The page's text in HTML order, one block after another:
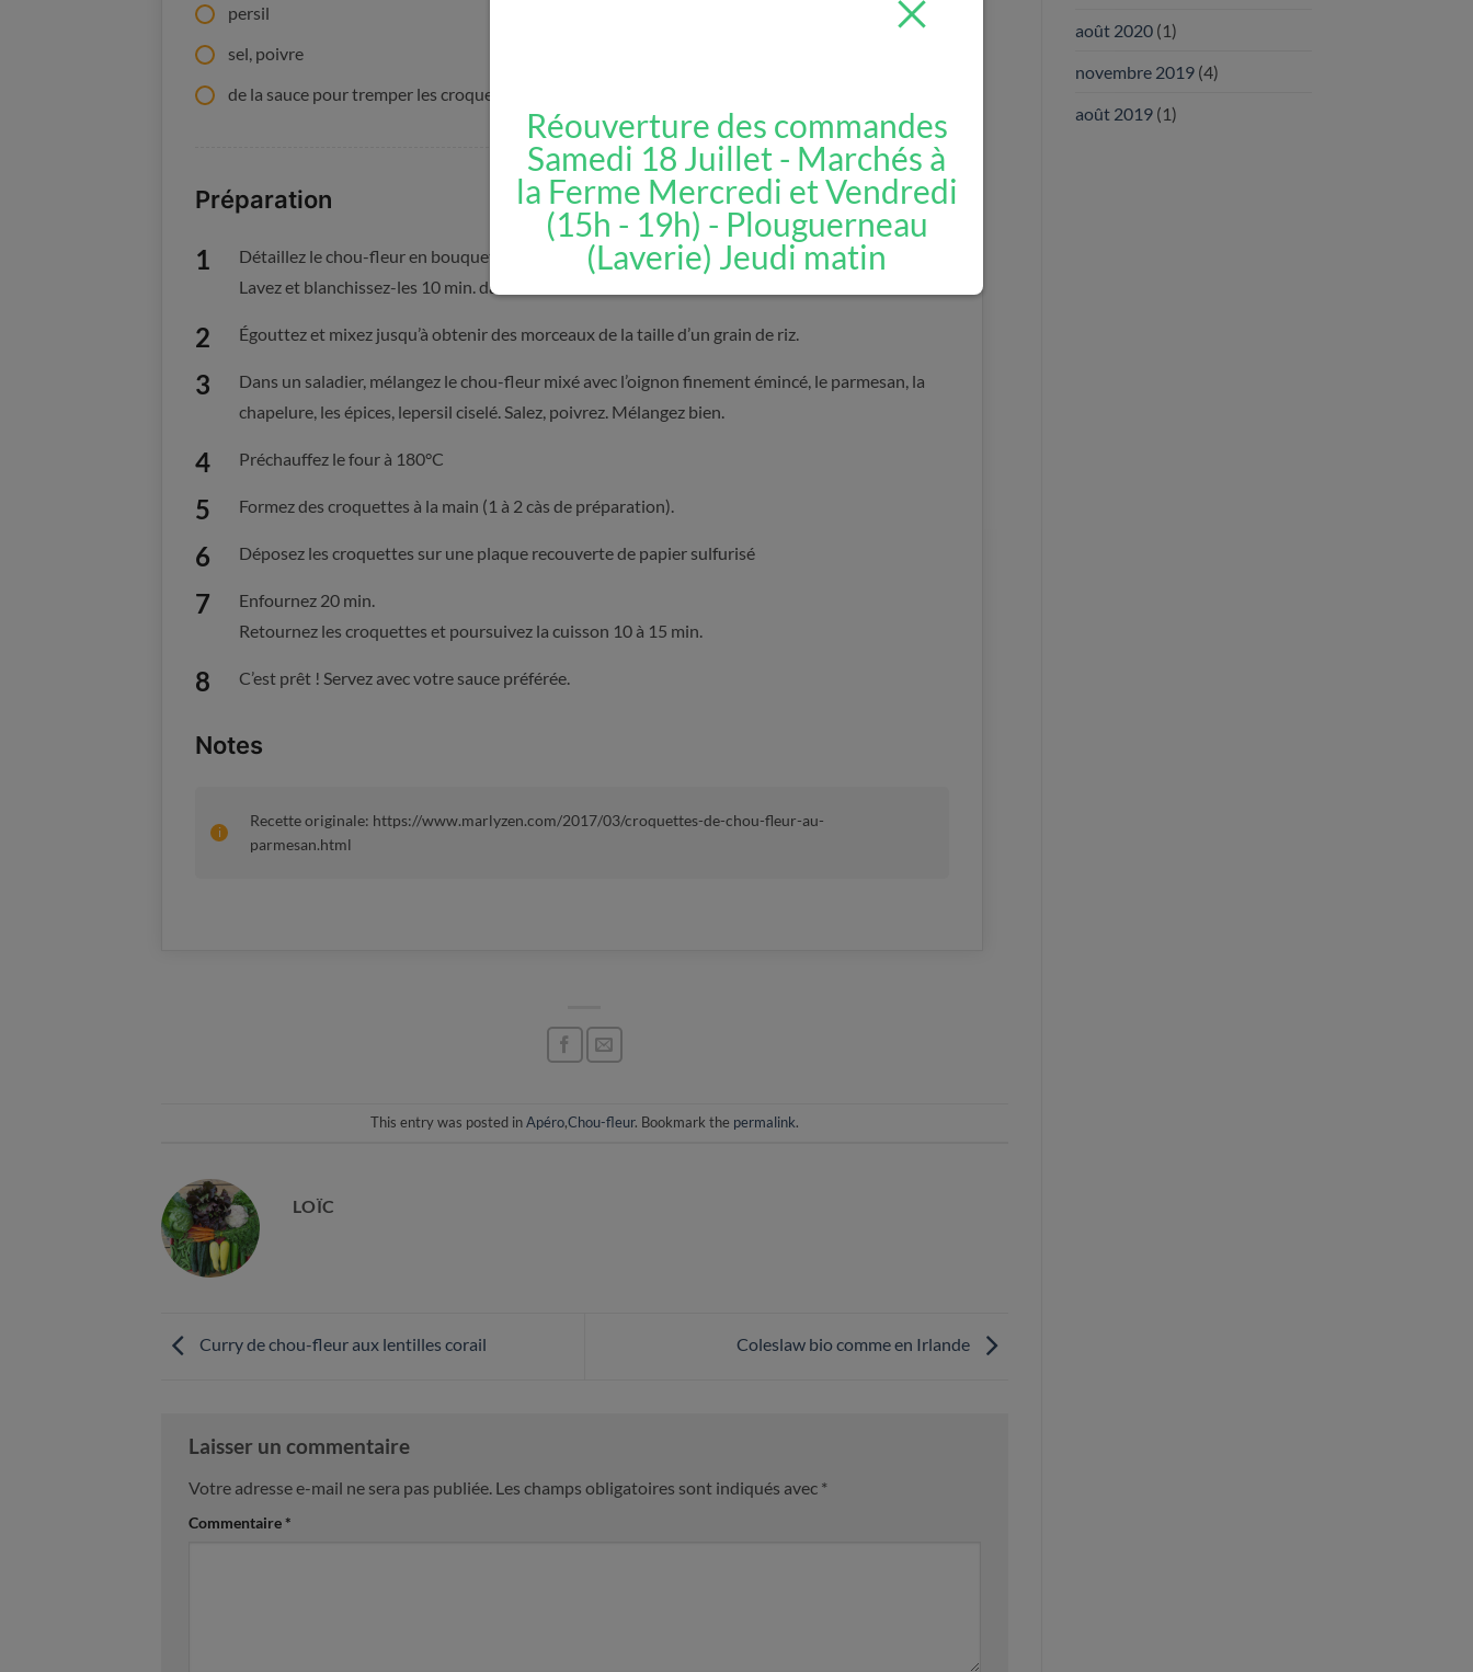
persil
sel, poivre
de la sauce pour tremper les croquettes
Préparation
Détaillez le chou-fleur en bouquets (il en faut environ 500 g).
Lavez et blanchissez-les 10 min. dans une casserole d’eau bouillante.
Égouttez et mixez jusqu’à obtenir des morceaux de la taille d’un grain de riz.
Dans un saladier, mélangez le chou-fleur mixé avec l’oignon finement émincé, le parmesan, la
chapelure, les épices, lepersil ciselé. Salez, poivrez. Mélangez bien.
Préchauffez le four à 180°C
Formez des croquettes à la main (1 à 2 càs de préparation).
Déposez les croquettes sur une plaque recouverte de papier sulfurisé
Enfournez 20 min.
Retournez les croquettes et poursuivez la cuisson 10 à 15 min.
C’est prêt ! Servez avec votre sauce préférée.
Notes
Recette originale: https://www.marlyzen.com/2017/03/croquettes-de-chou-fleur-au-
parmesan.html
This entry was posted inApéro,Chou-fleur. Bookmark the permalink.
LOÏC
Curry de chou-fleur aux lentilles corail Coleslaw bio comme en Irlande
Laisser un commentaire
Votre adresse e-mail ne sera pas publiée. Les champs obligatoires sont indiqués avec *
Commentaire*
août 2020(1)
novembre 2019(4)
août 2019(1)
Réouverture des commandes
Samedi 18 Juillet - Marchés à
la Ferme Mercredi et Vendredi
(15h - 19h) - Plouguerneau
(Laverie) Jeudi matin